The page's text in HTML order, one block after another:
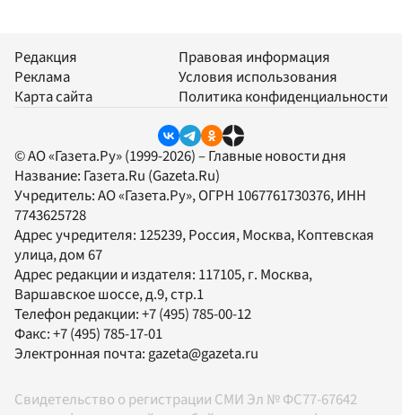
Редакция
Реклама
Карта сайта
Правовая информация
Условия использования
Политика конфиденциальности
© АО «Газета.Ру» (1999-2026) – Главные новости дня
Название: Газета.Ru (Gazeta.Ru)
Учредитель:АО «Газета.Ру», ОГРН 1067761730376, ИНН
7743625728
Адрес учредителя: 125239, Россия, Москва, Коптевская
улица, дом 67
Адрес редакции и издателя: 117105, г. Москва,
Варшавское шоссе, д.9, стр.1
Телефон редакции:+7 (495) 785-00-12
Факс:+7 (495) 785-17-01
Электронная почта:gazeta@gazeta.ru
Свидетельство о регистрации СМИ Эл № ФС77-67642